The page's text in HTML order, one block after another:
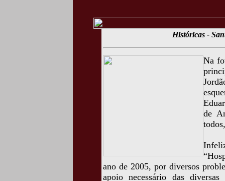
Históricas -
Na
de
ano de 2005, por diversos
apoio necessário das diversas